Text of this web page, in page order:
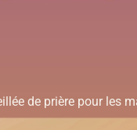
de prière pour les